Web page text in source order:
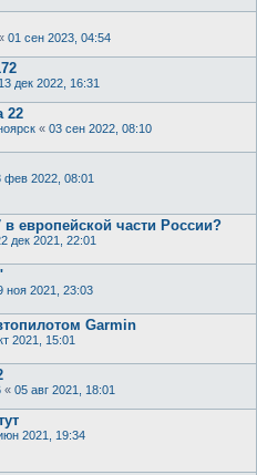
01 сен 2023, 04:54
13 дек 2022, 16:31
22
« 03 сен 2022, 08:10
фев 2022, 08:01
в европейской части России?
дек 2021, 22:01
ноя 2021, 23:03
Garmin
2021, 15:01
« 05 авг 2021, 18:01
2021, 19:34